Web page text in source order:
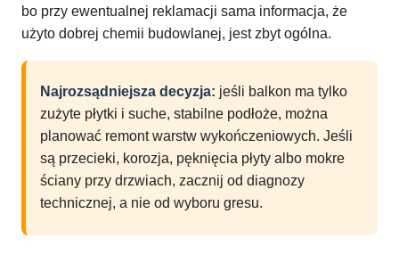
bo przy ewentualnej reklamacji sama informacja, że
użyto dobrej chemii budowlanej, jest zbyt ogólna.
Najrozsądniejsza decyzja: jeśli balkon ma tylko
zużyte płytki i suche, stabilne podłoże, można
planować remont warstw wykończeniowych. Jeśli
są przecieki, korozja, pęknięcia płyty albo mokre
ściany przy drzwiach, zacznij od diagnozy
technicznej, a nie od wyboru gresu.